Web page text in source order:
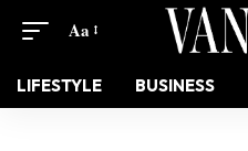
Aa
LIFESTYLE BUSINESS